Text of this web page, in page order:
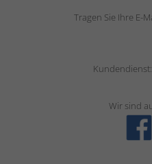
Tragen Sie Ihre E-
Kundendienst:
Wir sind